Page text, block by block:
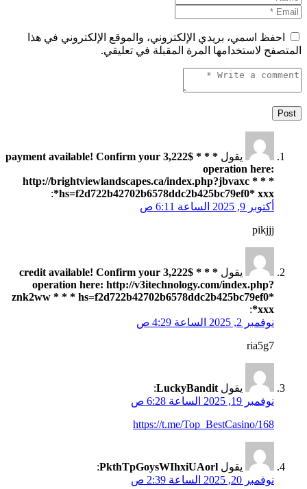
احفظ اسمي، بريدي الإلكتروني، والموقع الإلكتروني في هذا
المتصفح لاستخدامها المرة المقبلة في تعليقي.
يقول
* * * $3,222 payment available! Confirm your
operation here:
http://brightviewlandscapes.ca/index.php?jbvaxc * * *
hs=f2d722b42702b6578ddc2b425bc79ef0* ххх*
:
أكتوبر 9, 2025 الساعة 6:11 ص
pikjjj
يقول
* * * $3,222 credit available! Confirm your
operation here: http://v3itechnology.com/index.php?
znk2ww * * * hs=f2d722b42702b6578ddc2b425bc79ef0*
ххх*
:
نوفمبر 2, 2025 الساعة 4:29 ص
ria5g7
يقول LuckyBandit
:
نوفمبر 19, 2025 الساعة 6:28 ص
https://t.me/Top_BestCasino/168
يقول PkthTpGoysWIhxiUAorl
:
نوفمبر 20, 2025 الساعة 2:39 ص